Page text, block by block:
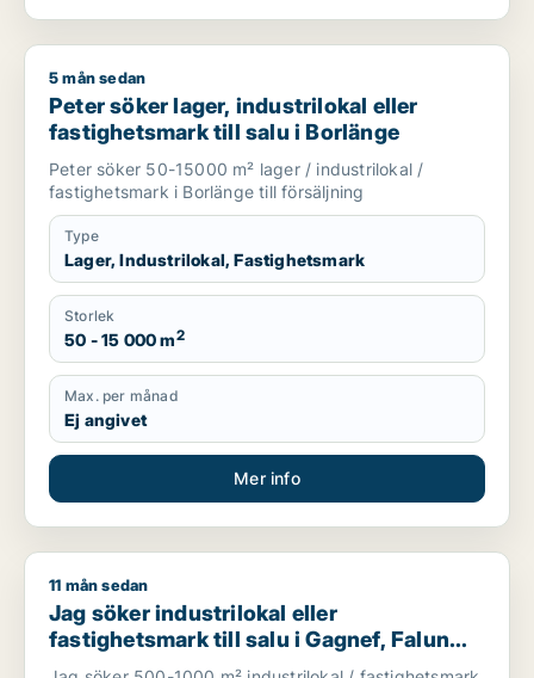
Peter söker lager, industrilokal eller fastighetsmark till salu i
5 mån sedan
Peter söker lager, industrilokal eller
fastighetsmark till salu i Borlänge
Peter söker 50-15000 m² lager / industrilokal /
fastighetsmark i Borlänge till försäljning
Type
Lager, Industrilokal, Fastighetsmark
Storlek
50 - 15 000 m2
Max. per månad
Ej angivet
Mer info
Jag söker industrilokal eller fastighetsmark till salu i Gagnef,
11 mån sedan
Jag söker industrilokal eller
fastighetsmark till salu i Gagnef, Falun
eller Borlänge